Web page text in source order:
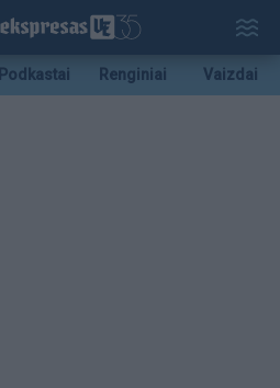
Podkastai Renginiai Vaizdai